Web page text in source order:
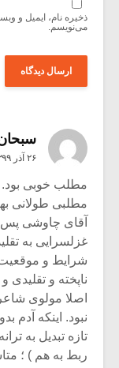
ذخیره نام، ایمیل و
می‌نویسم.
۲۶ آذر ۱۳۹۹ در ۳:۲۲ ب٫ظ
مطلب خوبی بود.
مطلبی طولانی
آقای چاوشی پس
غزلسرایی به
شرایط و موقعیت
ناپخته و
اصلا مولوی
نبود. اینکه آدم
تازه تبدیل به
ربط به هم ) ؛